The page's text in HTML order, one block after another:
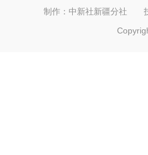
制作：中新社新疆分社